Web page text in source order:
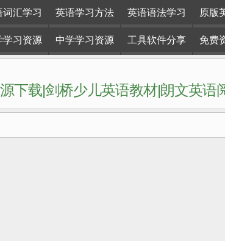
汇学习 英语学习方法 英语语法学习 原版
学习资源 中学学习资源 工具软件分享 免费
下载|剑桥少儿英语教材|朗文英语
站。